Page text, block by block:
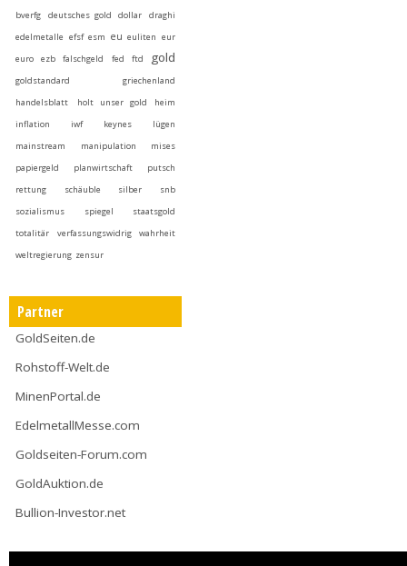
bverfg
deutsches gold dollar
draghi
edelmetalle efsf esm eu euliten eur
euro
ezb falschgeld fed ftd gold
goldstandard
griechenland
handelsblatt
holt unser gold heim
inflation
iwf keynes
lügen
mainstream
manipulation
mises
papiergeld
planwirtschaft
putsch
rettung
schäuble silber
snb
sozialismus
spiegel
staatsgold
totalitär
verfassungswidrig
wahrheit
weltregierung zensur
Partner
GoldSeiten.de
Rohstoff-Welt.de
MinenPortal.de
EdelmetallMesse.com
Goldseiten-Forum.com
GoldAuktion.de
Bullion-Investor.net